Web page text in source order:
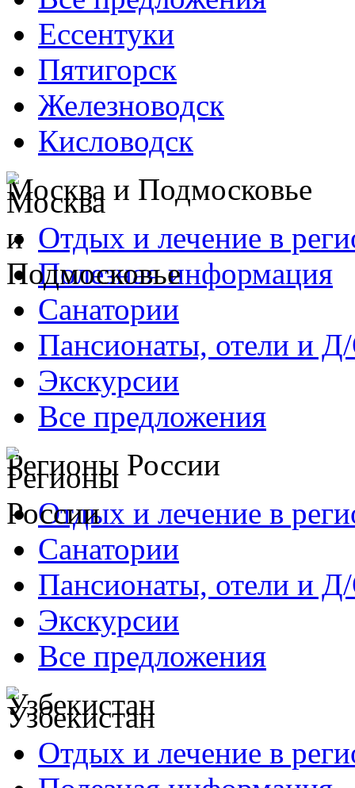
Ессентуки
Пятигорск
Железноводск
Кисловодск
Москва и Подмосковье
Отдых и лечение в
Полезная информация
Санатории
Пансионаты, отели и
Экскурсии
Все предложения
Регионы России
Отдых и лечение в
Санатории
Пансионаты, отели и
Экскурсии
Все предложения
Узбекистан
Отдых и лечение в